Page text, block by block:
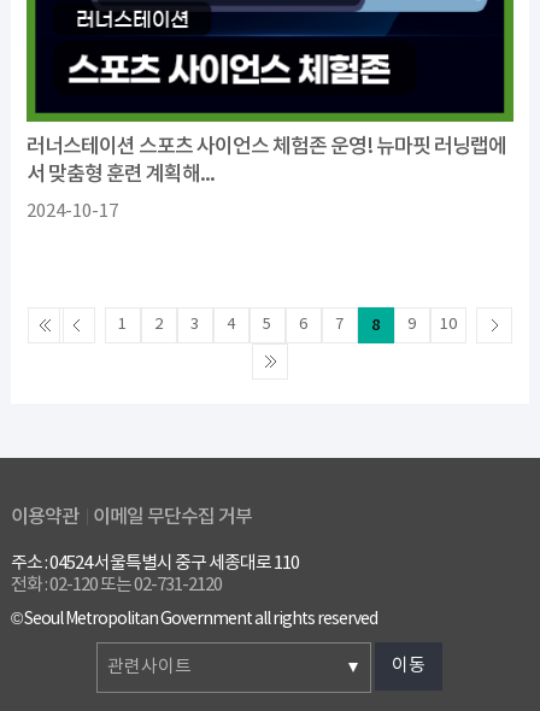
러너스테이션 스포츠 사이언스 체험존 운영! 뉴마핏 러닝랩에
서 맞춤형 훈련 계획해...
2024-10-17
1 2 3 4 5 6 7 8 9 10
이용약관 이메일 무단수집 거부
주소 : 04524 서울특별시 중구 세종대로 110
전화 : 02-120 또는 02-731-2120
© Seoul Metropolitan Government all rights reserved
관련사이트 이동